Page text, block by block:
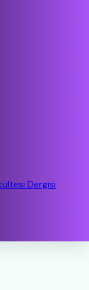
Dergisi